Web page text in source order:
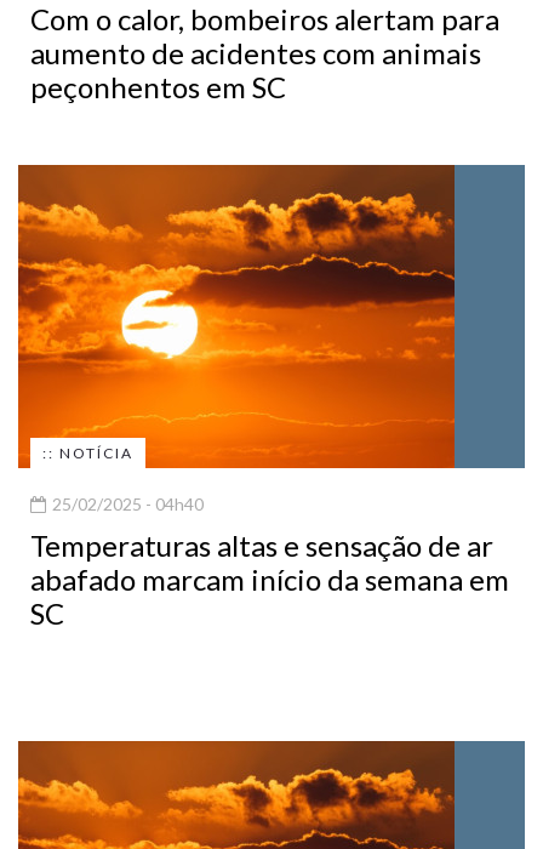
Com o calor, bombeiros alertam para
aumento de acidentes com animais
peçonhentos em SC
:: NOTÍCIA
25/02/2025 - 04h40
Temperaturas altas e sensação de ar
abafado marcam início da semana em
SC